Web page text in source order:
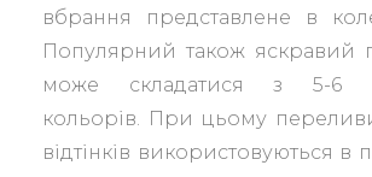
вбрання представлене в
Популярний також яскравий
може складатися з 5-6
кольорів. При цьому
відтінків використовуються в